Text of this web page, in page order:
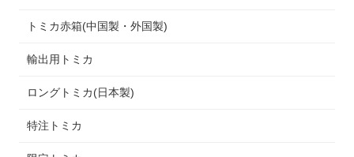
トミカ赤箱(中国製・外国製)
輸出用トミカ
ロングトミカ(日本製)
特注トミカ